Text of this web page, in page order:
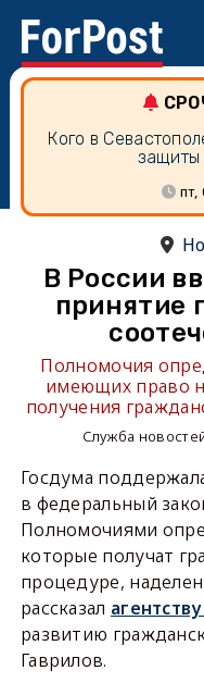
Кого в
защиты
пт,
В России
принятие
Полномочия
имеющих право
получения
Служба
Госдума
в федеральный
Полномочиями
которые получат
процедуре,
рассказал
развитию
Гаврилов.